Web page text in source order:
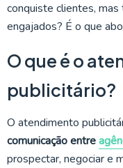
conquiste clientes,
engajados? É o que
O que é o
publicitário?
O atendimento
comunicação entre
prospectar, negociar e